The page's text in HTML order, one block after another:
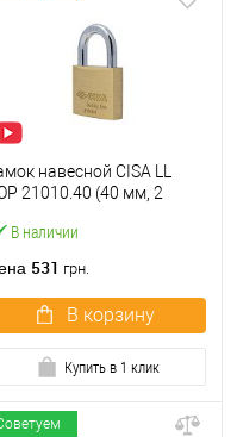
В наличии
навесной CISA LL
21010.40 (40 мм, 2
531 грн.
В корзину
Купить в 1 клик